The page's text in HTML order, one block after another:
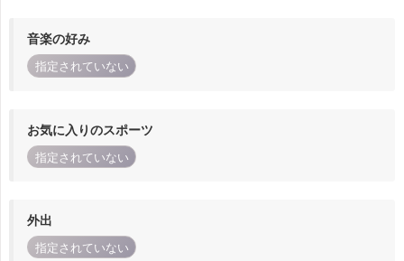
音楽の好み
指定されていない
お気に入りのスポーツ
指定されていない
外出
指定されていない